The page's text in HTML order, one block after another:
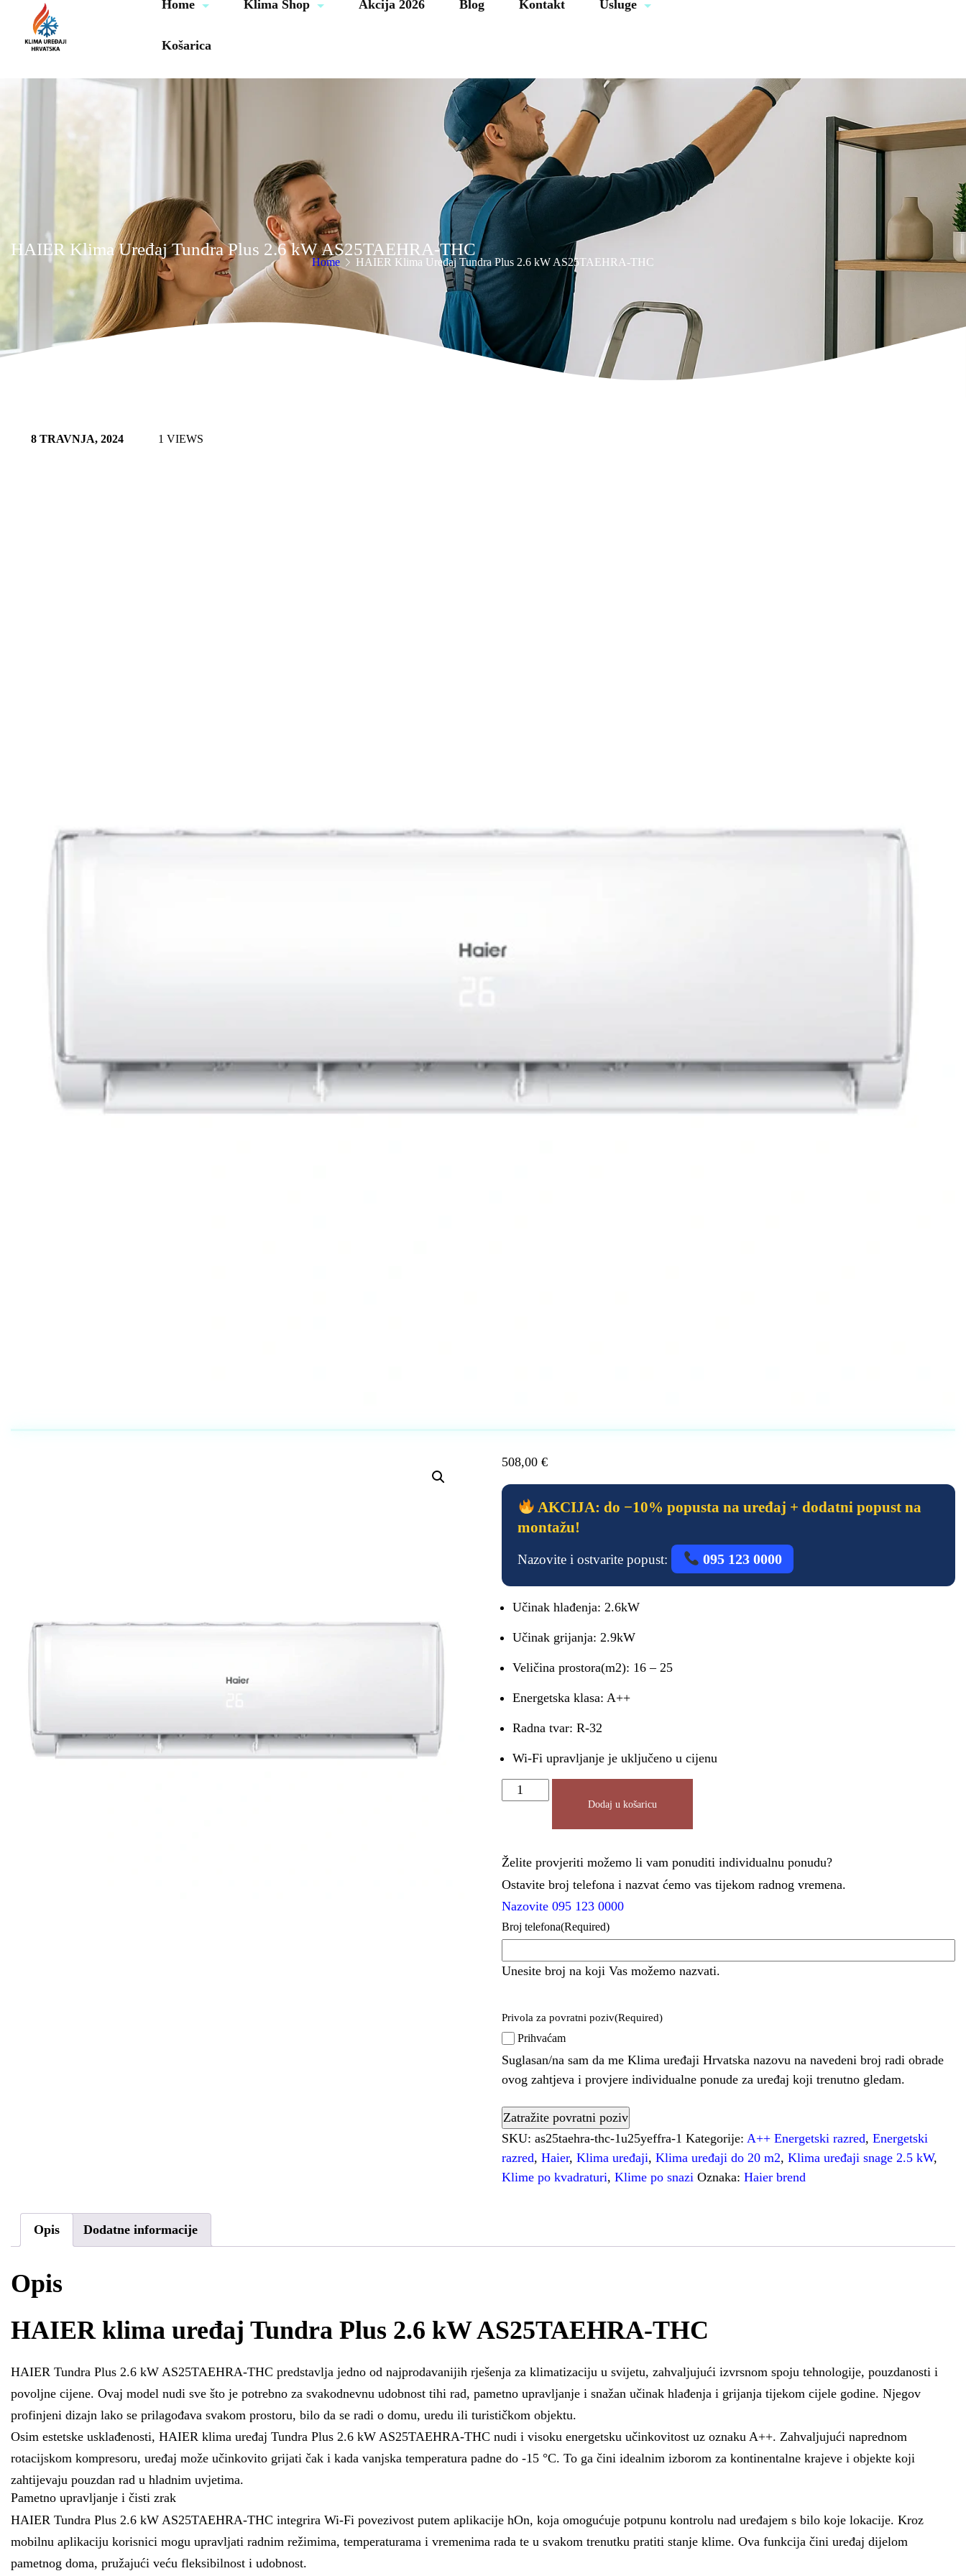
Home Klima Shop Akcija 2026 Blog Kontakt Usluge
Košarica
0000
HAIER Klima Uređaj Tundra Plus 2.6 kW AS25TAEHRA-THC
Home HAIER Klima Uređaj Tundra Plus 2.6 kW AS25TAEHRA-THC
8 TRAVNJA, 2024 1 VIEWS
508,00€
AKCIJA: do −10% popusta na uređaj + dodatni popust na
montažu!
Nazovite i ostvarite popust: 095 123 0000
Učinak hlađenja: 2.6kW
Učinak grijanja: 2.9kW
Veličina prostora(m2): 16 – 25
Energetska klasa: A++
Radna tvar: R-32
Wi-Fi upravljanje je uključeno u cijenu
Dodaj u košaricu
Želite provjeriti možemo li vam ponuditi individualnu ponudu?
Ostavite broj telefona i nazvat ćemo vas tijekom radnog vremena.
Nazovite 095 123 0000
Broj telefona(Required)
Unesite broj na koji Vas možemo nazvati.
Privola za povratni poziv(Required)
Prihvaćam
Suglasan/na sam da me Klima uređaji Hrvatska nazovu na navedeni broj radi obrade
ovog zahtjeva i provjere individualne ponude za uređaj koji trenutno gledam.
SKU:as25taehra-thc-1u25yeffra-1 Kategorije:A++ Energetski razred,Energetski
razred,Haier,Klima uređaji,Klima uređaji do 20 m2,Klima uređaji snage 2.5 kW,
Klime po kvadraturi,Klime po snazi Oznaka:Haier brend
Opis Dodatne informacije
Opis
HAIER klima uređaj Tundra Plus 2.6 kW AS25TAEHRA-THC
HAIER Tundra Plus 2.6 kW AS25TAEHRA-THC predstavlja jedno od najprodavanijih rješenja za klimatizaciju u svijetu, zahvaljujući izvrsnom spoju tehnologije, pouzdanosti i
povoljne cijene. Ovaj model nudi sve što je potrebno za svakodnevnu udobnost tihi rad, pametno upravljanje i snažan učinak hlađenja i grijanja tijekom cijele godine. Njegov
profinjeni dizajn lako se prilagođava svakom prostoru, bilo da se radi o domu, uredu ili turističkom objektu.
Osim estetske usklađenosti, HAIER klima uređaj Tundra Plus 2.6 kW AS25TAEHRA-THC nudi i visoku energetsku učinkovitost uz oznaku A++. Zahvaljujući naprednom
rotacijskom kompresoru, uređaj može učinkovito grijati čak i kada vanjska temperatura padne do -15 °C. To ga čini idealnim izborom za kontinentalne krajeve i objekte koji
zahtijevaju pouzdan rad u hladnim uvjetima.
Pametno upravljanje i čisti zrak
HAIER Tundra Plus 2.6 kW AS25TAEHRA-THC integrira Wi-Fi povezivost putem aplikacije hOn, koja omogućuje potpunu kontrolu nad uređajem s bilo koje lokacije. Kroz
mobilnu aplikaciju korisnici mogu upravljati radnim režimima, temperaturama i vremenima rada te u svakom trenutku pratiti stanje klime. Ova funkcija čini uređaj dijelom
pametnog doma, pružajući veću fleksibilnost i udobnost.